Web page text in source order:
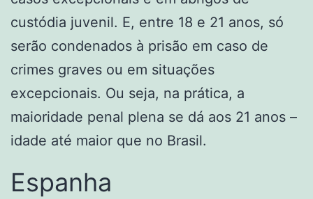
custódia juvenil. E, entre 18 e 21 anos, só
serão condenados à prisão em caso de
crimes graves ou em situações
excepcionais. Ou seja, na prática, a
maioridade penal plena se dá aos 21 anos –
idade até maior que no Brasil.
Espanha